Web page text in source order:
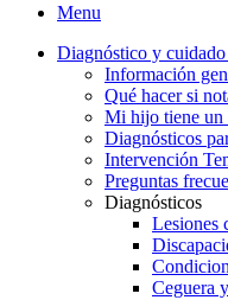
Menu
Diagnóstico y cuidado
Información
Qué hacer si
Mi hijo tiene un
Diagnósticos
Intervención
Preguntas
Diagnósticos
Lesiones
Ceguera